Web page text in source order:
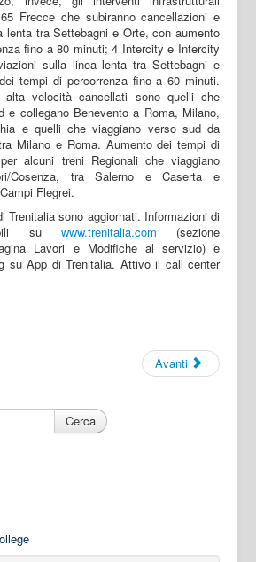
Frecce che subiranno cancellazioni e
lenta tra Settebagni e Orte, con aumento
fino a 80 minuti; 4 Intercity e Intercity
sulla linea lenta tra Settebagni e
tempi di percorrenza fino a 60 minuti.
velocità cancellati sono quelli che
e collegano Benevento a Roma, Milano,
e quelli che viaggiano verso sud da
Milano e Roma. Aumento dei tempi di
alcuni treni Regionali che viaggiano
Cosenza, tra Salerno e Caserta e
Flegrei.
Trenitalia sono aggiornati. Informazioni di
su www.trenitalia.com (sezione
Lavori e Modifiche al servizio) e
su App di Trenitalia. Attivo il call center
Avanti
Cerca